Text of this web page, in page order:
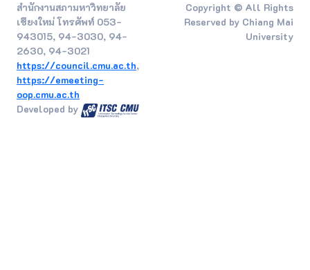
สำนักงานสภามหาวิทยาลัย
เชียงใหม่ โทรศัพท์ 053-
943015, 94-3030, 94-
2630, 94-3021
https://council.cmu.ac.th,
https://emeeting-
oop.cmu.ac.th
Developed by
Copyright © All Rights
Reserved by Chiang Mai
University